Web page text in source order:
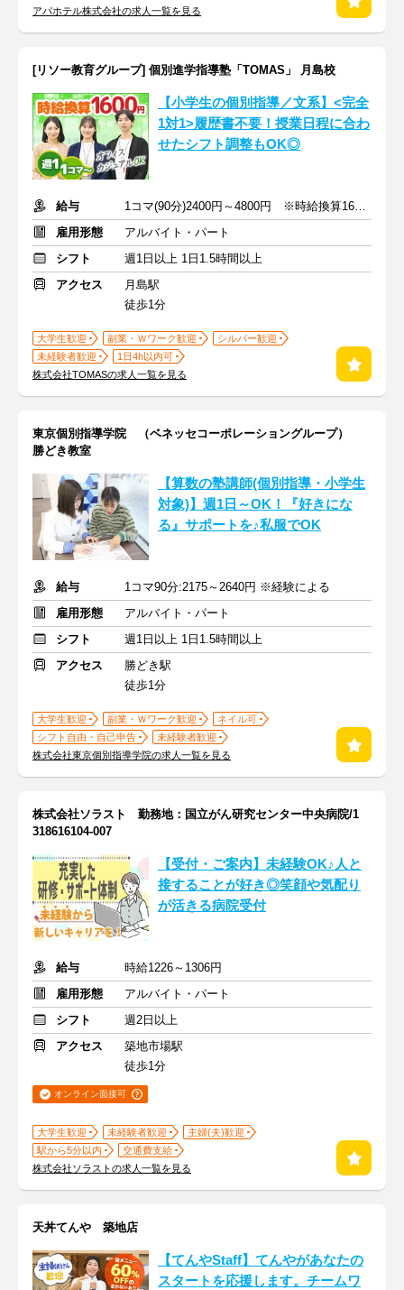
アパホテル株式会社の求人一覧を見る
[リソー教育グループ] 個別進学指導塾「TOMAS」 月島校
【小学生の個別指導／文系】<完全
1対1>履歴書不要！授業日程に合わ
せたシフト調整もOK◎
給与
1コマ(90分)2400円～4800円 ※時給換算1600円～3200円
雇用形態
アルバイト・パート
シフト
週1日以上 1日1.5時間以上
アクセス
月島駅
徒歩1分
大学生歓迎 副業・Ｗワーク歓迎
シルバー歓迎
未経験者歓迎
1日4h以内可
株式会社TOMASの求人一覧を見る
東京個別指導学院 （ベネッセコーポレーショングループ）
勝どき教室
【算数の塾講師(個別指導・小学生
対象)】週1日～OK！『好きにな
る』サポートを♪私服でOK
給与
1コマ90分:2175～2640円 ※経験による
雇用形態
アルバイト・パート
シフト
週1日以上 1日1.5時間以上
アクセス
勝どき駅
徒歩1分
大学生歓迎 副業・Ｗワーク歓迎
ネイル可
シフト自由・自己申告
未経験者歓迎
株式会社東京個別指導学院の求人一覧を見る
株式会社ソラスト 勤務地：国立がん研究センター中央病院/1
318616104-007
【受付・ご案内】未経験OK♪人と
接することが好き◎笑顔や気配り
が活きる病院受付
給与
時給1226～1306円
雇用形態
アルバイト・パート
シフト
週2日以上
アクセス
築地市場駅
徒歩1分
オンライン面接可
大学生歓迎 未経験者歓迎
主婦(夫)歓迎
駅から5分以内
交通費支給
株式会社ソラストの求人一覧を見る
天丼てんや 築地店
【てんやStaff】てんやがあなたの
スタートを応援します。チームワ